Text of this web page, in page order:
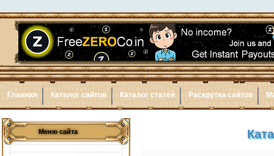
Главная Каталог сайтов Каталог статей Раскрутка сайтов
Меню сайта